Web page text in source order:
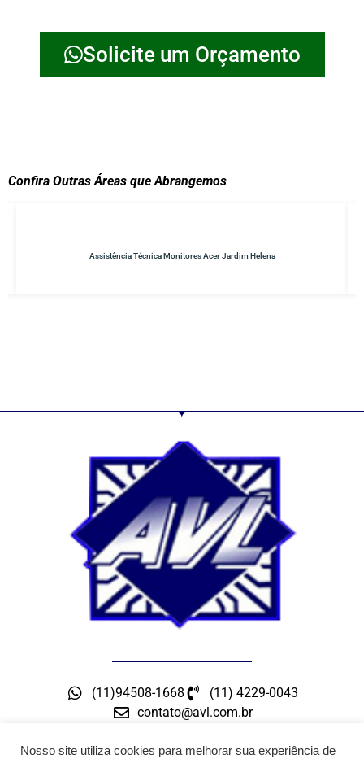
Solicite um Orçamento
Confira Outras Áreas que Abrangemos
Conserto de No-breaks Parque do Carmo
(11)94508-1668
(11) 4229-0043
contato@avl.com.br
do Sul – SP
Nosso site utiliza cookies para melhorar sua experiência de